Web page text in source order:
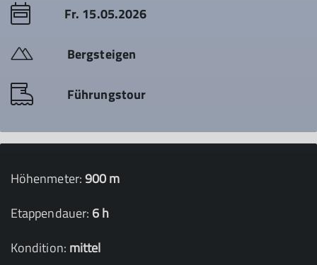
Fr. 15.05.2026
Bergsteigen
Führungstour
Höhenmeter:900 m
Etappendauer: 6 h
Kondition: mittel